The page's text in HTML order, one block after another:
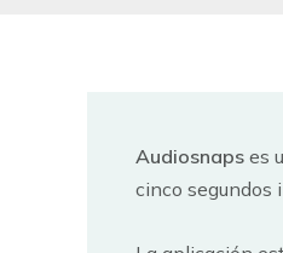
Audiosnaps es
cinco segundos